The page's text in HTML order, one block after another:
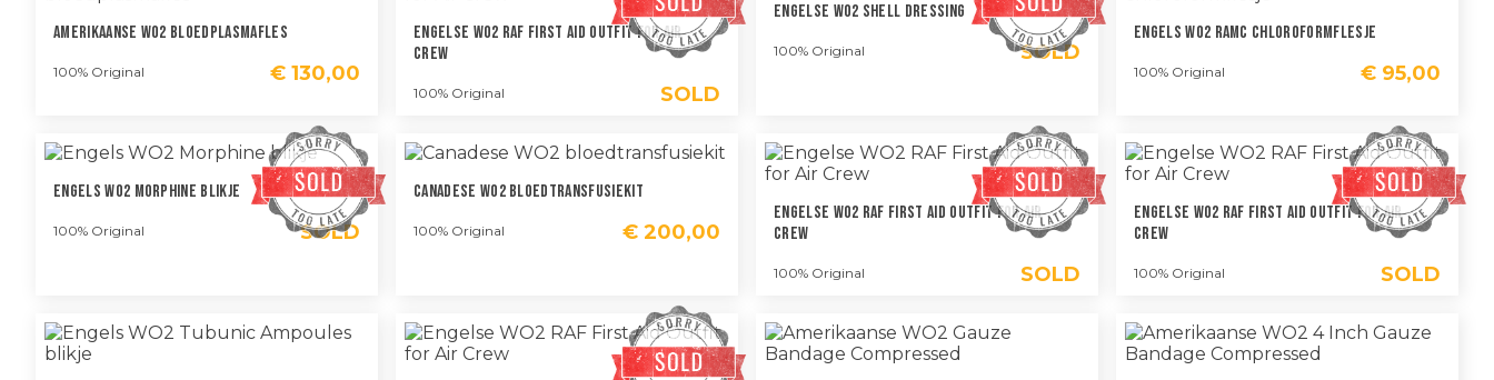
Amerikaanse WO2 Bloedplasmafles
100% Original € 130,00
Engelse WO2 RAF First Aid Outfit For Air
Crew
100% Original SOLD
Engelse WO2 Shell Dressing
100% Original SOLD
Engels WO2 RAMC Chloroformflesje
100% Original € 95,00
Engels WO2 Morphine Blikje
100% Original SOLD
Canadese WO2 Bloedtransfusiekit
100% Original € 200,00
Engelse WO2 RAF First Aid Outfit For Air
Crew
100% Original SOLD
Engelse WO2 RAF First Aid Outfit For Air
Crew
100% Original SOLD